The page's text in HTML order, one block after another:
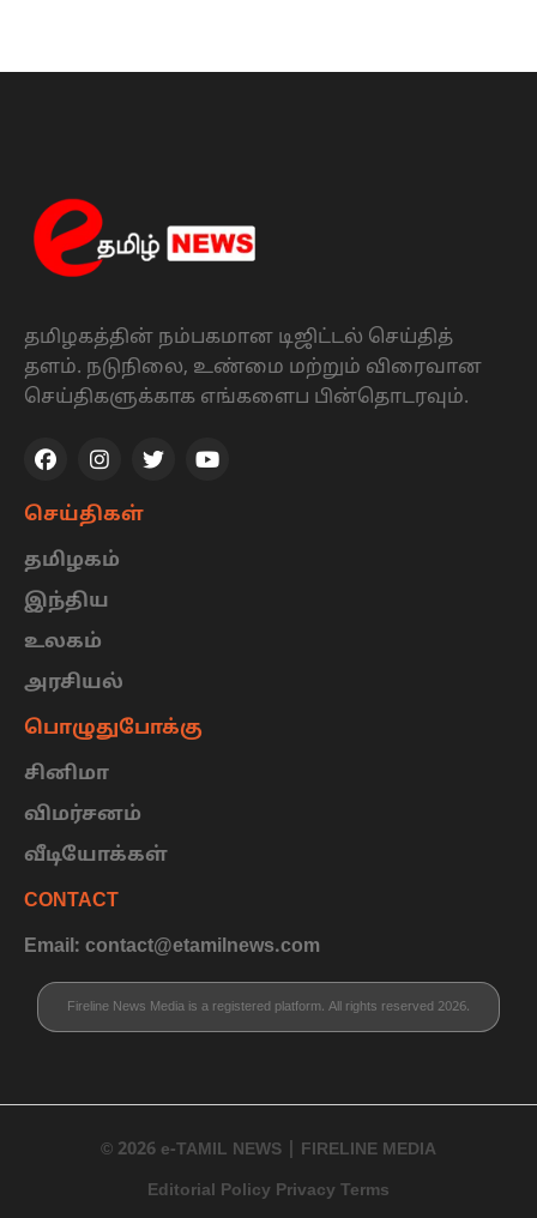
தமிழகத்தின் நம்பகமான டிஜிட்டல் செய்தித்
தளம். நடுநிலை, உண்மை மற்றும் விரைவான
செய்திகளுக்காக எங்களைப பின்தொடரவும்.
செய்திகள்
தமிழகம்
இந்திய
உலகம்
அரசியல்
பொழுதுபோக்கு
சினிமா
விமர்சனம்
வீடியோக்கள்
CONTACT
Email: contact@etamilnews.com
Fireline News Media is a registered platform. All rights reserved 2026.
© 2026 e-TAMIL NEWS | FIRELINE MEDIA
Editorial Policy Privacy Terms